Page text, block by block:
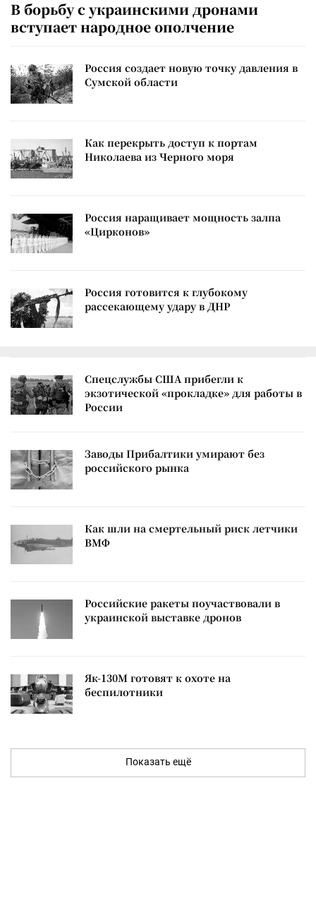
В борьбу с украинскими дронами
вступает народное ополчение
Россия создает новую точку давления в
Сумской области
Как перекрыть доступ к портам
Николаева из Черного моря
Россия наращивает мощность залпа
«Цирконов»
Россия готовится к глубокому
рассекающему удару в ДНР
Спецслужбы США прибегли к
экзотической «прокладке» для работы в
России
Заводы Прибалтики умирают без
российского рынка
Как шли на смертельный риск летчики
ВМФ
Российские ракеты поучаствовали в
украинской выставке дронов
Як-130М готовят к охоте на
беспилотники
Показать ещё